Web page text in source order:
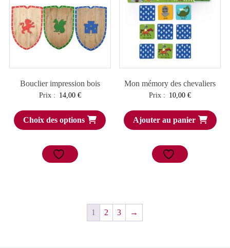
Bouclier impression bois
Prix : 14,00 €
Choix des options
Mon mémory des chevaliers
Prix : 10,00€
Ajouter au panier
1 2 3 →